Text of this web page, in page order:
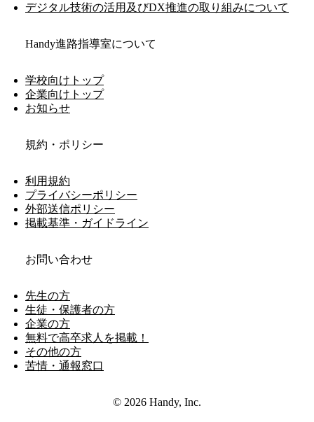
デジタル技術の活用及びDX推進の取り組みについて
Handy進路指導室について
学校向けトップ
企業向けトップ
お知らせ
規約・ポリシー
利用規約
プライバシーポリシー
外部送信ポリシー
掲載基準・ガイドライン
お問い合わせ
先生の方
生徒・保護者の方
企業の方
無料で高卒求人を掲載！
その他の方
苦情・通報窓口
© 2026 Handy, Inc.